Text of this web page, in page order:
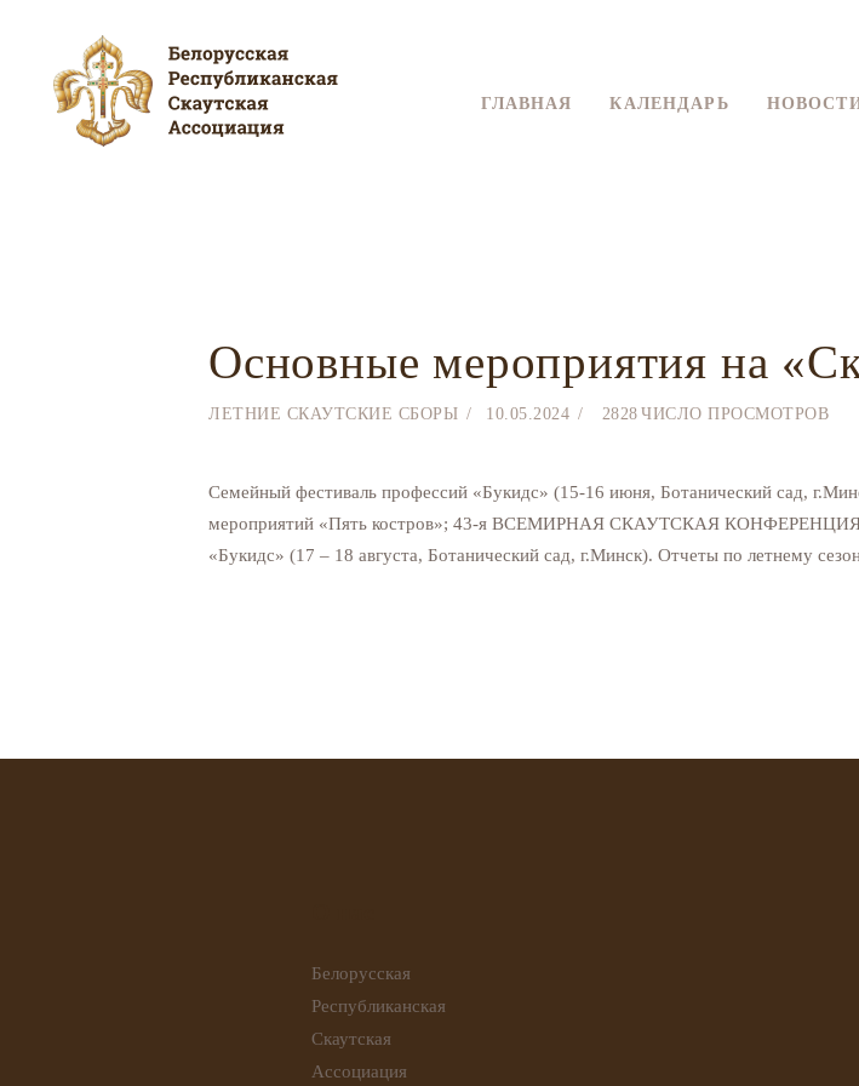
ГЛАВНАЯ КАЛЕНДАРЬ
КАЛЕНДАРЬ
КОНТАКТЫ
Основные мероприятия на
ЛЕТНИЕ СКАУТСКИЕ СБОРЫ 10.05.2024 2828 ЧИСЛО ПРОСМОТРОВ
Семейный фестиваль профессий «Букидс» (15-16 июня, Ботанический сад,
мероприятий «Пять костров»; 43-я ВСЕМИРНАЯ СКАУТСКАЯ КОНФЕРЕНЦИЯ,
«Букидс» (17 – 18 августа, Ботанический сад, г.Минск). Отчеты по летнему
Белорусская
Республиканская
Скаутская
Ассоциация